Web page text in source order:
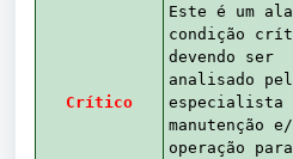
Crítico
Este é um
condição
devendo ser
analisado
especialista
manutenção
operação para